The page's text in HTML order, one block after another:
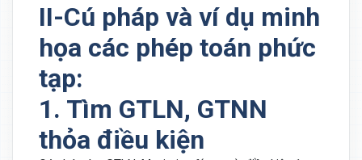
II-Cú pháp và ví dụ minh
họa các phép toán phức
tạp:
1. Tìm GTLN, GTNN
thỏa điều kiện